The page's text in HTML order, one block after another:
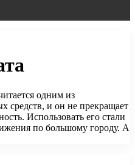
одним из
средств, и он не прекращает
Использовать его стали
по большому городу. А